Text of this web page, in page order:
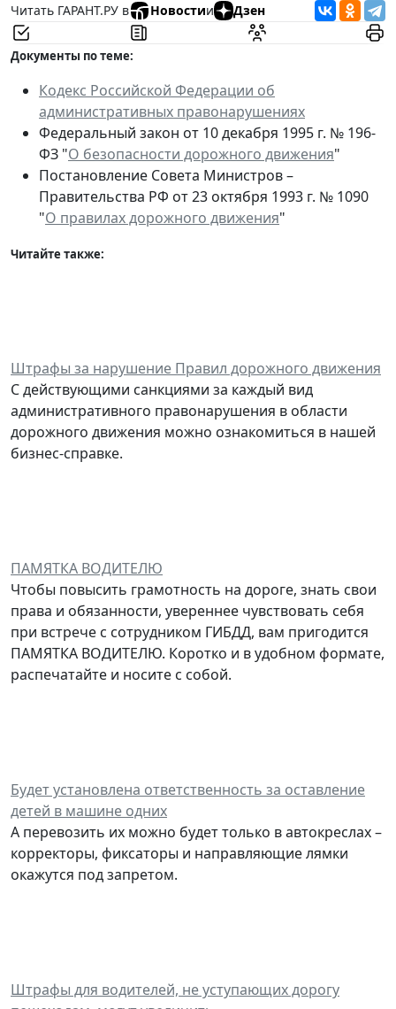
Читать ГАРАНТ.РУ в
Новостии Дзен
Документы по теме:
Кодекс Российской Федерации об
административных правонарушениях
Федеральный закон от 10 декабря 1995 г. № 196-
ФЗ "О безопасности дорожного движения"
Постановление Совета Министров –
Правительства РФ от 23 октября 1993 г. № 1090
"О правилах дорожного движения"
Читайте также:
Штрафы за нарушение Правил дорожного движения
С действующими санкциями за каждый вид
административного правонарушения в области
дорожного движения можно ознакомиться в нашей
бизнес-справке.
ПАМЯТКА ВОДИТЕЛЮ
Чтобы повысить грамотность на дороге, знать свои
права и обязанности, увереннее чувствовать себя
при встрече с сотрудником ГИБДД, вам пригодится
ПАМЯТКА ВОДИТЕЛЮ. Коротко и в удобном формате,
распечатайте и носите с собой.
Будет установлена ответственность за оставление
детей в машине одних
А перевозить их можно будет только в автокреслах –
корректоры, фиксаторы и направляющие лямки
окажутся под запретом.
Штрафы для водителей, не уступающих дорогу